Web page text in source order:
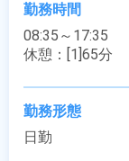
勤務時間
08:35～17:35
休憩：[1]65分
勤務形態
日勤